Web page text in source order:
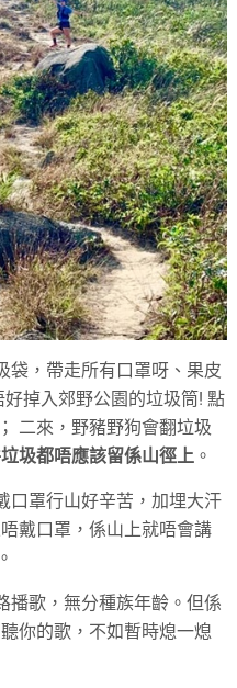
袋，帶走所有口罩呀、果皮
掉入郊野公園的垃圾筒! 點
二來，野豬野狗會翻垃圾
圾都唔應該留係山徑上 。
口罩行山好辛苦，加埋大汗
戴口罩，係山上就唔會講
播歌，無分種族年齡。但係
你的歌，不如暫時熄一熄